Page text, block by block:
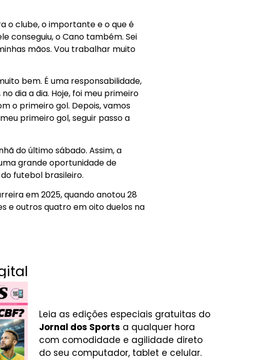
o clube, o importante e o que é
conseguiu, o Cano também. Sei
mãos. Vou trabalhar muito
bem. É uma responsabilidade,
dia a dia. Hoje, foi meu primeiro
o primeiro gol. Depois, vamos
primeiro gol, seguir passo a
do último sábado. Assim, a
grande oportunidade de
futebol brasileiro.
em 2025, quando anotou 28
e outros quatro em oito duelos na
Leia as edições especiais gratuitas do
Jornal dos Sports a qualquer hora
com comodidade e agilidade direto
do seu computador, tablet e celular.